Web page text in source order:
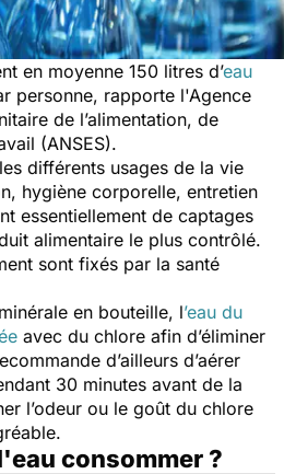
en moyenne 150 litres d’eau
personne, rapporte l'Agence
de l’alimentation, de
(ANSES).
différents usages de la vie
hygiène corporelle, entretien
essentiellement de captages
alimentaire le plus contrôlé.
sont fixés par la santé
en bouteille, l’eau du
avec du chlore afin d’éliminer
d’ailleurs d’aérer
30 minutes avant de la
l’odeur ou le goût du chlore
consommer ?